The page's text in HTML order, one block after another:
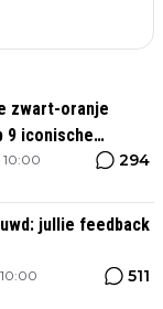
zwart-oranje
9 iconische
10:00 294
jullie feedback
511